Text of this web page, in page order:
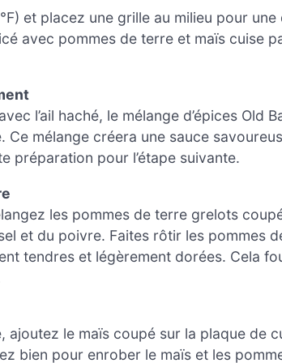
et placez une grille au milieu pour une
avec pommes de terre et maïs cuise
l’ail haché, le mélange d’épices Old
Ce mélange créera une sauce
préparation pour l’étape suivante.
les pommes de terre grelots
et du poivre. Faites rôtir les pommes
tendres et légèrement dorées. Cela
ajoutez le maïs coupé sur la plaque de
bien pour enrober le maïs et les